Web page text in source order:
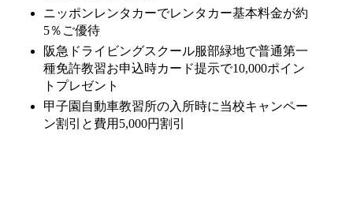
ニッポンレンタカーでレンタカー基本料金が約
5％ご優待
阪急ドライビングスクール服部緑地で普通第一
種免許教習お申込時カード提示で10,000ポイン
トプレゼント
甲子園自動車教習所の入所時に当校キャンペー
ン割引と費用5,000円割引